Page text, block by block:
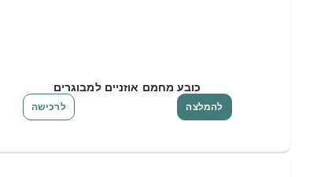
כובע מחמם אוזניים למבוגרים
להמלצה לרכישה